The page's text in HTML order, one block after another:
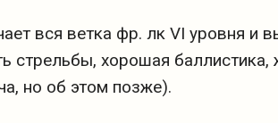
вся ветка фр. лк VI уровня и
стрельбы, хорошая
но об этом позже).